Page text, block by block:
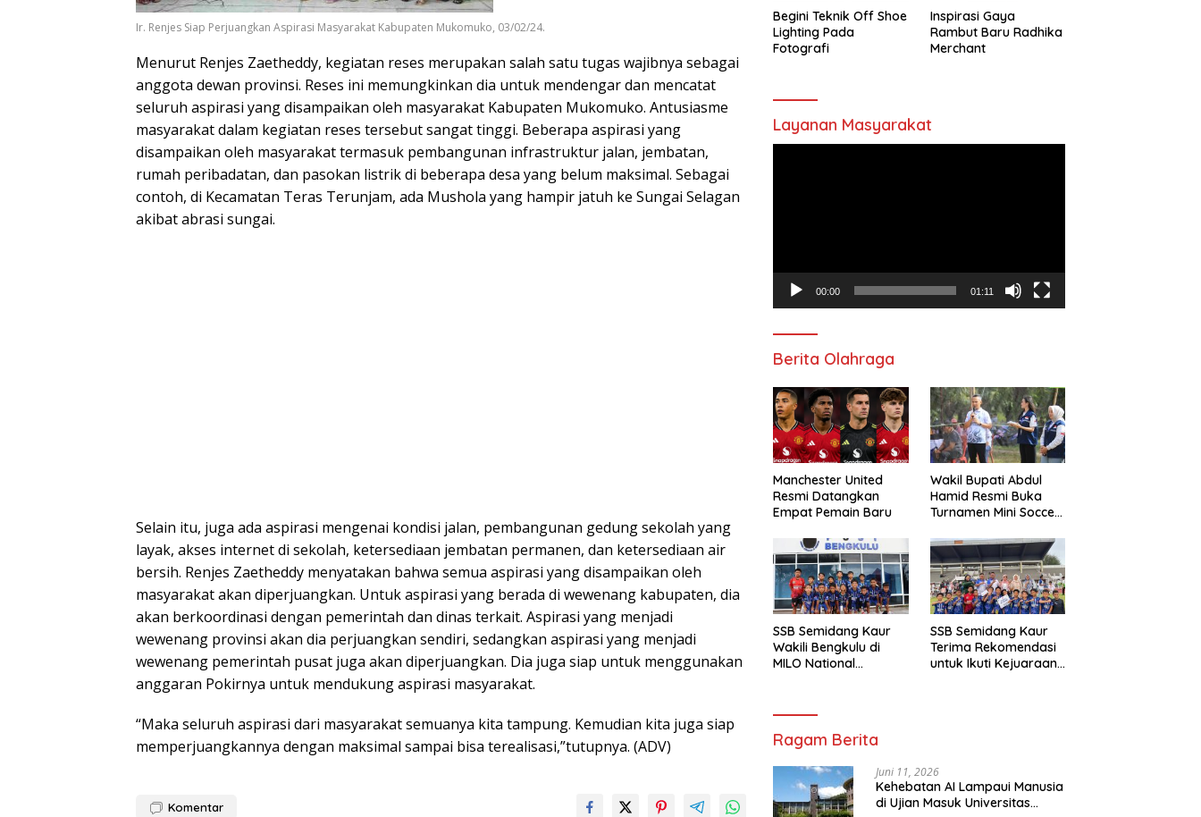
Ir. Renjes Siap Perjuangkan Aspirasi Masyarakat Kabupaten Mukomuko, 03/02/24.
Menurut Renjes Zaetheddy, kegiatan reses merupakan salah satu tugas wajibnya sebagai
anggota dewan provinsi. Reses ini memungkinkan dia untuk mendengar dan mencatat
seluruh aspirasi yang disampaikan oleh masyarakat Kabupaten Mukomuko. Antusiasme
masyarakat dalam kegiatan reses tersebut sangat tinggi. Beberapa aspirasi yang
disampaikan oleh masyarakat termasuk pembangunan infrastruktur jalan, jembatan,
rumah peribadatan, dan pasokan listrik di beberapa desa yang belum maksimal. Sebagai
contoh, di Kecamatan Teras Terunjam, ada Mushola yang hampir jatuh ke Sungai Selagan
akibat abrasi sungai.
Selain itu, juga ada aspirasi mengenai kondisi jalan, pembangunan gedung sekolah yang
layak, akses internet di sekolah, ketersediaan jembatan permanen, dan ketersediaan air
bersih. Renjes Zaetheddy menyatakan bahwa semua aspirasi yang disampaikan oleh
masyarakat akan diperjuangkan. Untuk aspirasi yang berada di wewenang kabupaten, dia
akan berkoordinasi dengan pemerintah dan dinas terkait. Aspirasi yang menjadi
wewenang provinsi akan dia perjuangkan sendiri, sedangkan aspirasi yang menjadi
wewenang pemerintah pusat juga akan diperjuangkan. Dia juga siap untuk menggunakan
anggaran Pokirnya untuk mendukung aspirasi masyarakat.
“Maka seluruh aspirasi dari masyarakat semuanya kita tampung. Kemudian kita juga siap
memperjuangkannya dengan maksimal sampai bisa terealisasi,”tutupnya. (ADV)
Komentar
Begini Teknik Off Shoe
Lighting Pada
Fotografi
Inspirasi Gaya
Rambut Baru Radhika
Merchant
Layanan Masyarakat
00:00 01:11
Berita Olahraga
Manchester United
Resmi Datangkan
Empat Pemain Baru
Wakil Bupati Abdul
Hamid Resmi Buka
Turnamen Mini Soccer
SSB Semidang Kaur
Wakili Bengkulu di
MILO National
SSB Semidang Kaur
Terima Rekomendasi
untuk Ikuti Kejuaraan
Ragam Berita
Juni 11, 2026
Kehebatan AI Lampaui Manusia
di Ujian Masuk Universitas